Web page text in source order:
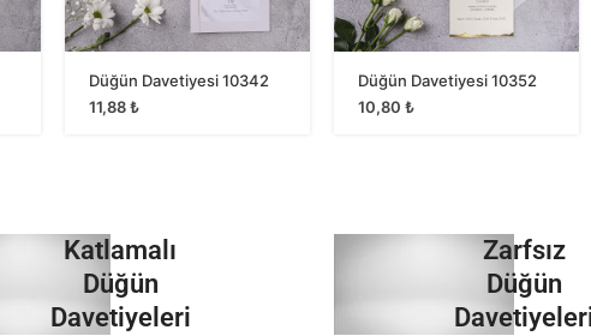
Düğün Davetiyesi 10342
11,88₺
Düğün Davetiyesi 10352
10,80 ₺
Katlamalı
Düğün
Davetiyeleri
Zarfsız
Düğün